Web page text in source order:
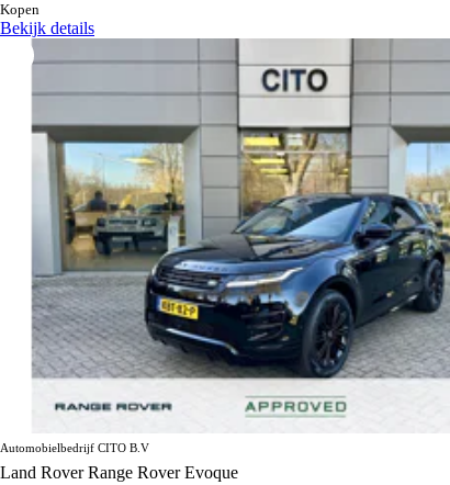
Kopen
Bekijk details
Automobielbedrijf CITO B.V
Land Rover Range Rover Evoque